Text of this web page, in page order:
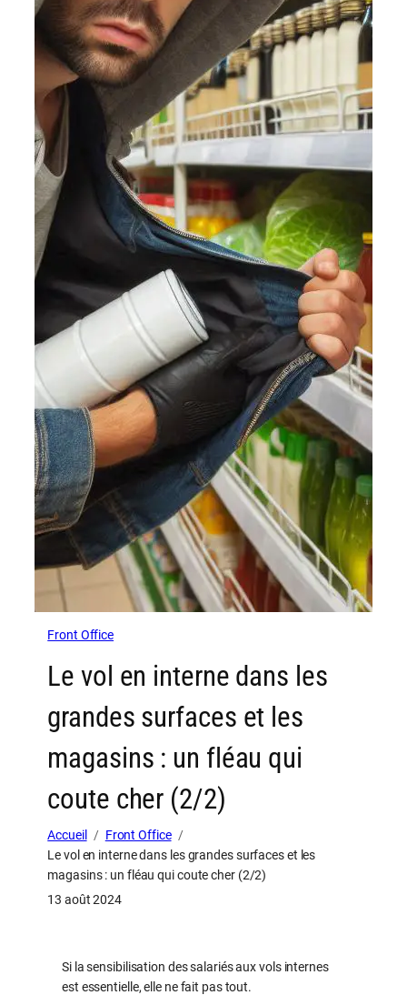
Front Office
Le vol en interne dans les
grandes surfaces et les
magasins : un fléau qui
coute cher (2/2)
Accueil
Front Office
Le vol en interne dans les grandes surfaces et les
magasins : un fléau qui coute cher (2/2)
13 août 2024
Si la sensibilisation des salariés aux vols internes
est essentielle, elle ne fait pas tout.